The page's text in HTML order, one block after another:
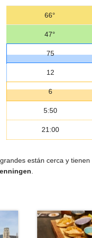
66°
47°
75
12
6
5:50
21:00
están cerca y tienen